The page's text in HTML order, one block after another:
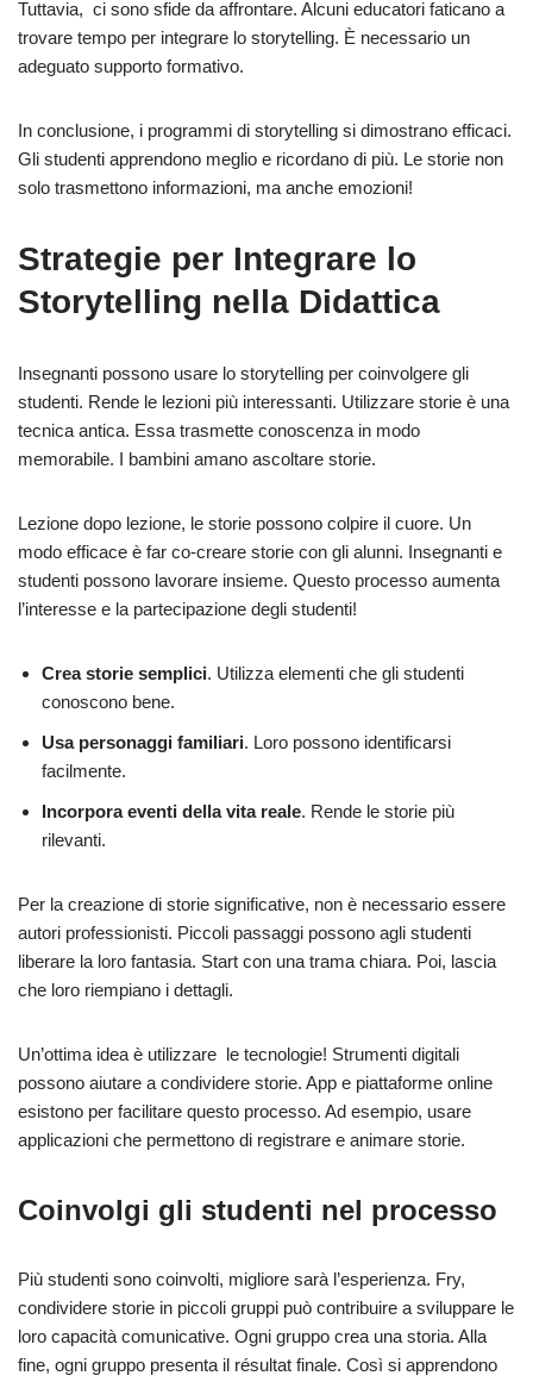
Tuttavia, ci sono sfide da affrontare. Alcuni educatori faticano a
trovare tempo per integrare lo storytelling. È necessario un
adeguato supporto formativo.
In conclusione, i programmi di storytelling si dimostrano efficaci.
Gli studenti apprendono meglio e ricordano di più. Le storie non
solo trasmettono informazioni, ma anche emozioni!
Strategie per Integrare lo
Storytelling nella Didattica
Insegnanti possono usare lo storytelling per coinvolgere gli
studenti. Rende le lezioni più interessanti. Utilizzare storie è una
tecnica antica. Essa trasmette conoscenza in modo
memorabile. I bambini amano ascoltare storie.
Lezione dopo lezione, le storie possono colpire il cuore. Un
modo efficace è far co-creare storie con gli alunni. Insegnanti e
studenti possono lavorare insieme. Questo processo aumenta
l’interesse e la partecipazione degli studenti!
Crea storie semplici. Utilizza elementi che gli studenti
conoscono bene.
Usa personaggi familiari. Loro possono identificarsi
facilmente.
Incorpora eventi della vita reale. Rende le storie più
rilevanti.
Per la creazione di storie significative, non è necessario essere
autori professionisti. Piccoli passaggi possono agli studenti
liberare la loro fantasia. Start con una trama chiara. Poi, lascia
che loro riempiano i dettagli.
Un’ottima idea è utilizzare le tecnologie! Strumenti digitali
possono aiutare a condividere storie. App e piattaforme online
esistono per facilitare questo processo. Ad esempio, usare
applicazioni che permettono di registrare e animare storie.
Coinvolgi gli studenti nel processo
Più studenti sono coinvolti, migliore sarà l’esperienza. Fry,
condividere storie in piccoli gruppi può contribuire a sviluppare le
loro capacità comunicative. Ogni gruppo crea una storia. Alla
fine, ogni gruppo presenta il résultat finale. Così si apprendono